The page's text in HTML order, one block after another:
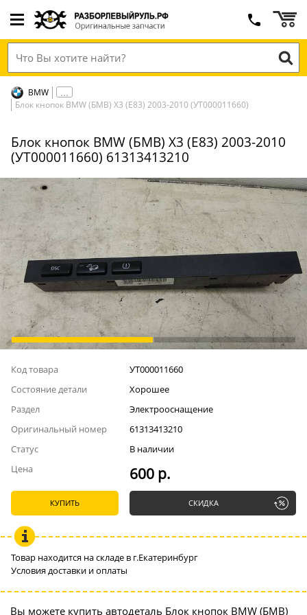
BMW
Блок кнопок BMW (БМВ) X3 (E83) 2003-2010 (УТ000011660)
Блок кнопок BMW (БМВ) X3 (E83) 2003-2010
(УТ000011660) 61313413210
Код товара
УТ000011660
Состояние детали
Хорошее
Раздел
Электрооснащение
Оригинальный номер
61313413210
Статус
В наличии
Цена
600 р.
КУПИТЬ СКИДКА
Товар находится на складе в г.Екатеринбург
Условия доставки и оплаты
Вы можете купить автодеталь Блок кнопок BMW (БМВ)